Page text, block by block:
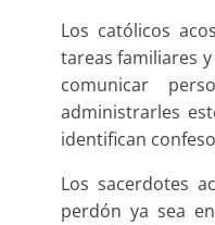
Los católicos
tareas familiares
comunicar
administrarles
identifican
Los sacerdotes
perdón ya sea